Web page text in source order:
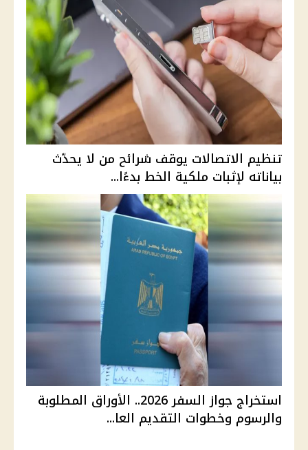
تنظيم الاتصالات يوقف شرائح من لا يحدّث
بياناته لإثبات ملكية الخط بدءًا...
استخراج جواز السفر 2026.. الأوراق المطلوبة
والرسوم وخطوات التقديم العا...